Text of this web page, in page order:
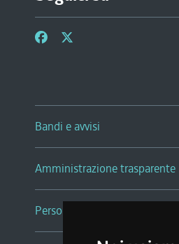
Bandi e avvisi
Amministrazione trasparente
Persone e Uffici